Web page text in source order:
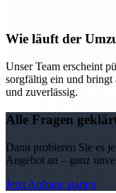
Wie läuft der
Unser Team erscheint
sorgfältig ein und bringt
und zuverlässig.
Alle Fragen
Dann probieren Sie es
Angebot an – ganz
Jetzt Anfrage starten